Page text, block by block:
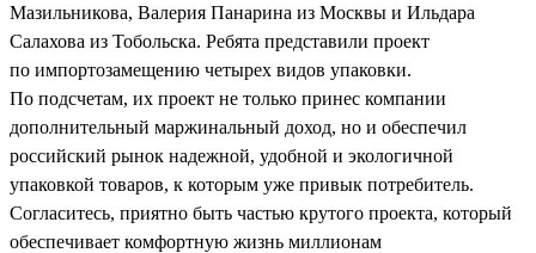
Мазильникова, Валерия Панарина из Москвы и Ильдара
Салахова из Тобольска. Ребята представили проект
по импортозамещению четырех видов упаковки.
По подсчетам, их проект не только принес компании
дополнительный маржинальный доход, но и обеспечил
российский рынок надежной, удобной и экологичной
упаковкой товаров, к которым уже привык потребитель.
Согласитесь, приятно быть частью крутого проекта, который
обеспечивает комфортную жизнь миллионам